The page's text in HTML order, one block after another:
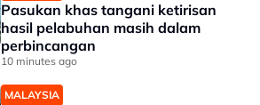
Pasukan khas tangani ketirisan
hasil pelabuhan masih dalam
perbincangan
10 minutes ago
MALAYSIA